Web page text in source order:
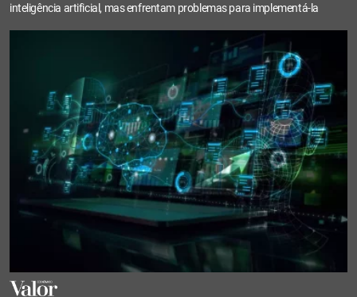
inteligência artificial, mas enfrentam problemas para implementá-la